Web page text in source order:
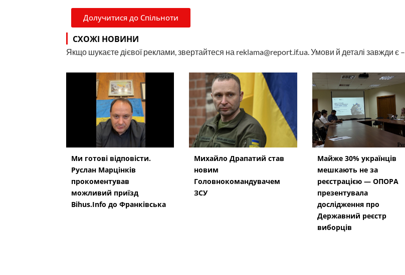
Долучитися до Спільноти
СХОЖІ НОВИНИ
Якщо шукаєте дієвої реклами, звертайтеся на reklama@report.if.ua. Умови й деталі завжди є –
Ми готові відповісти.
Руслан Марцінків
прокоментував
можливий приїзд
Bihus.Info до Франківська
Михайло Драпатий став
новим
Головнокомандувачем
ЗСУ
Майже 30% українців
мешкають не за
реєстрацією — ОПОРА
презентувала
дослідження про
Державний реєстр
виборців